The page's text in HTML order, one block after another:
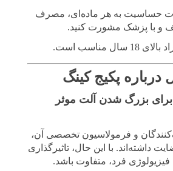
حساسیت به هر ماده‌ای، مصرف
و با پزشک مشورت کنید.
سال مناسب است.
درباره پکیج کینگ
برای بزرگ شدن آلت موثر
و فرمولاسیون تخصصی آن،
داشته‌اند. با این حال، تاثیرگذاری
فرد، متفاوت باشد.